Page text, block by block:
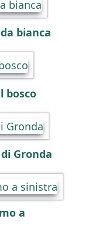
bianca
bosco
Gronda